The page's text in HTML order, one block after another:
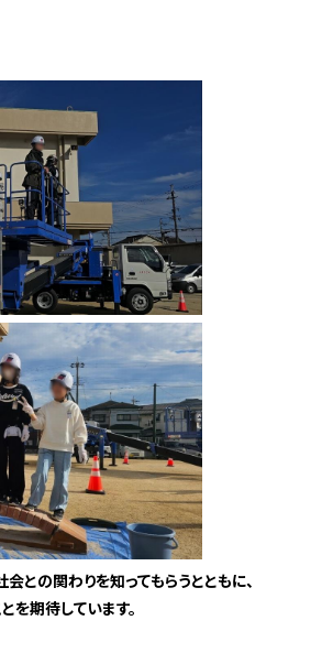
の関わりを知ってもらうとともに、
を期待しています。